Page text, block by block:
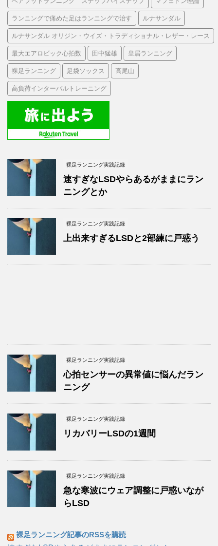
ランニングで痛めた足はランニングで治す ルナサンダル
ルナサンダル オリジン・ウイズ・トラディショナル・レザー・レース
最大エアロビック心拍数 田中猛雄 皇居ランニング
裸足ランニング 足袋ソックス 高尾山
高負荷インターバルトレーニング
裸足ランニング実践記録
速すぎなLSDやらあるがままにラン
ニングとか
裸足ランニング実践記録
上出来すぎるLSDと2部練に戸惑う
裸足ランニング実践記録
心拍センサーの異常値に悩んだラン
ニング
裸足ランニング実践記録
リカバリーLSDの1週間
裸足ランニング実践記録
急な寒波にウェア調整に戸惑いなが
らLSD
裸足ランニング記事のRSSを購読